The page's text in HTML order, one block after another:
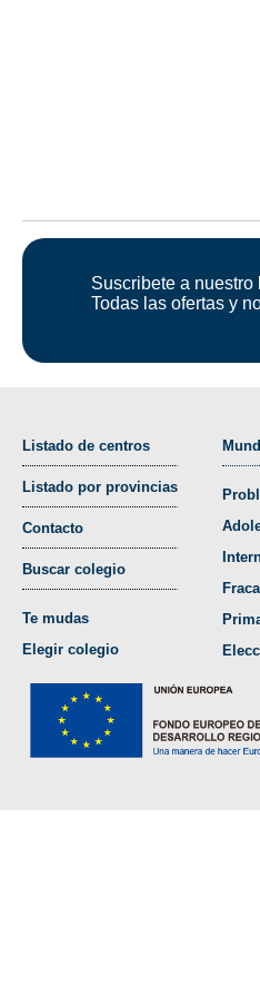
Suscribete a
Todas las ofertas y
Listado de centros
Listado por provincias
Contacto
Buscar colegio
Te mudas
Elegir colegio